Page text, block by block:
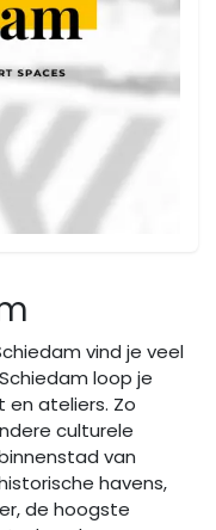
vind je veel
loop je
en ateliers. Zo
culturele
van
havens,
de hoogste